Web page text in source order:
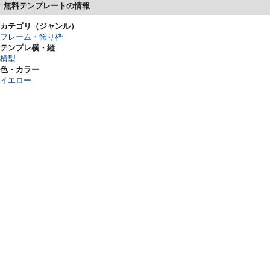
無料テンプレートの情報
カテゴリ（ジャンル）
フレーム・飾り枠
テンプレ横・縦
横型
色・カラー
イエロー